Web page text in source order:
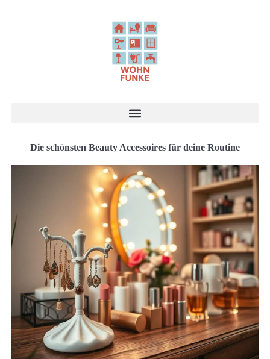
Die schönsten Beauty Accessoires für deine Routine